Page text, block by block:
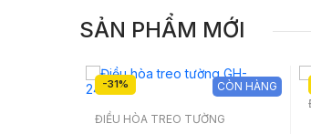
SẢN PHẨM MỚI
-31%
ĐIỀU HÒA TREO TƯỜNG
CÒN HÀNG